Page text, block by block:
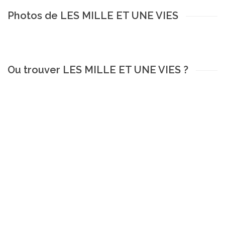
Photos de LES MILLE ET UNE VIES
Ou trouver LES MILLE ET UNE VIES ?